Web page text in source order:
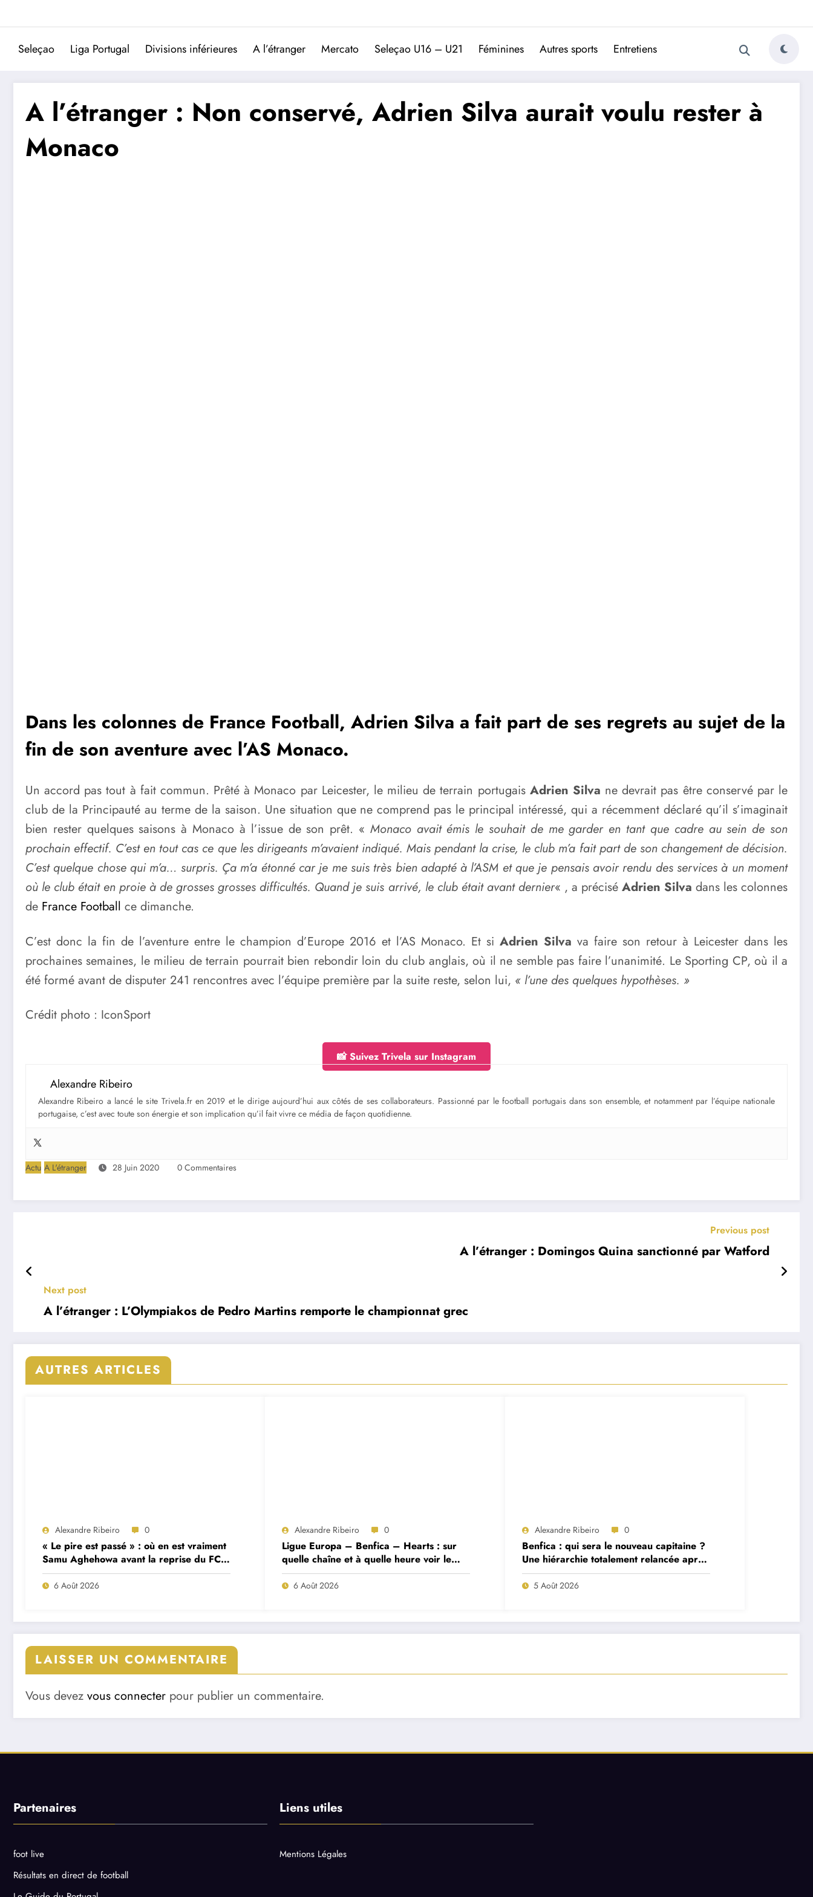
Trivela
L'actualité du football portugais
Seleçao Liga Portugal Divisions inférieures A l’étranger Mercato Seleçao U16 – U21 Féminines Autres sports Entretiens
A l’étranger : Non conservé, Adrien Silva aurait voulu rester à
Monaco
Dans les colonnes de France Football, Adrien Silva a fait part de ses regrets au sujet de la
fin de son aventure avec l’AS Monaco.
Un accord pas tout à fait commun. Prêté à Monaco par Leicester, le milieu de terrain portugais Adrien Silva ne devrait pas être conservé par le
club de la Principauté au terme de la saison. Une situation que ne comprend pas le principal intéressé, qui a récemment déclaré qu’il s’imaginait
bien rester quelques saisons à Monaco à l’issue de son prêt. « Monaco avait émis le souhait de me garder en tant que cadre au sein de son
prochain effectif. C’est en tout cas ce que les dirigeants m’avaient indiqué. Mais pendant la crise, le club m’a fait part de son changement de décision.
C’est quelque chose qui m’a… surpris. Ça m’a étonné car je me suis très bien adapté à l’ASM et que je pensais avoir rendu des services à un moment
où le club était en proie à de grosses grosses difficultés. Quand je suis arrivé, le club était avant dernier« , a précisé Adrien Silva dans les colonnes
de France Football ce dimanche.
C’est donc la fin de l’aventure entre le champion d’Europe 2016 et l’AS Monaco. Et si Adrien Silva va faire son retour à Leicester dans les
prochaines semaines, le milieu de terrain pourrait bien rebondir loin du club anglais, où il ne semble pas faire l’unanimité. Le Sporting CP, où il a
été formé avant de disputer 241 rencontres avec l’équipe première par la suite reste, selon lui, « l’une des quelques hypothèses. »
Crédit photo : IconSport
📸 Suivez Trivela sur Instagram
Alexandre Ribeiro
Alexandre Ribeiro a lancé le site Trivela.fr en 2019 et le dirige aujourd’hui aux côtés de ses collaborateurs. Passionné par le football portugais dans son ensemble, et notamment par l’équipe nationale
portugaise, c’est avec toute son énergie et son implication qu’il fait vivre ce média de façon quotidienne.
Actu A L'étranger 28 Juin 2020 0 Commentaires
Previous post
A l’étranger : Domingos Quina sanctionné par Watford
Next post
A l’étranger : L’Olympiakos de Pedro Martins remporte le championnat grec
AUTRES ARTICLES
Alexandre Ribeiro 0
« Le pire est passé » : où en est vraiment
Samu Aghehowa avant la reprise du FC
Porto ?
6 Août 2026
Alexandre Ribeiro 0
Ligue Europa – Benfica – Hearts : sur
quelle chaîne et à quelle heure voir le
match ?
6 Août 2026
Alexandre Ribeiro 0
Benfica : qui sera le nouveau capitaine ?
Une hiérarchie totalement relancée après
deux départs majeurs
5 Août 2026
LAISSER UN COMMENTAIRE
Vous devez vous connecter pour publier un commentaire.
Partenaires
foot live
Résultats en direct de football
Liens utiles
Mentions Légales